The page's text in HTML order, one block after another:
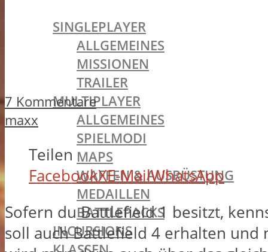
SINGLEPLAYER
ALLGEMEINES
MISSIONEN
TRAILER
MULTIPLAYER
ALLGEMEINES
SPIELMODI
MAPS
WAFFEN & AUSRÜSTUNG
MEDAILLEN
BATTLEPACKS
INCURSIONS
7 Kommentare
maxx
Teilen
FacebookXE-MailWhatsApp
Sofern du Battlefield 1 besitzt,
soll auch Battlefield 4 erhalten und